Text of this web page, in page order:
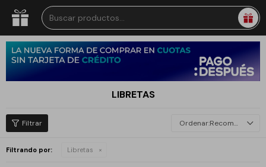
LIBRETAS
Recomendados
Filtrando por: Libretas